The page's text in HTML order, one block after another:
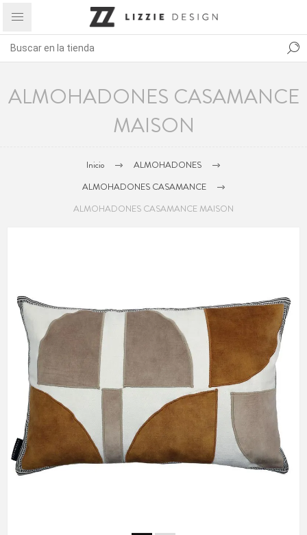
ALMOHADONES CASAMANCE
MAISON
Inicio
ALMOHADONES
ALMOHADONES CASAMANCE
ALMOHADONES CASAMANCE MAISON